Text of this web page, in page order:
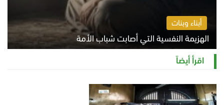
أبناء وبنات
الهزيمة النفسية التي أصابت شباب الأمة
الخميس 6 أغسطس 2026 11:12 ص
اقرأ أيضاً